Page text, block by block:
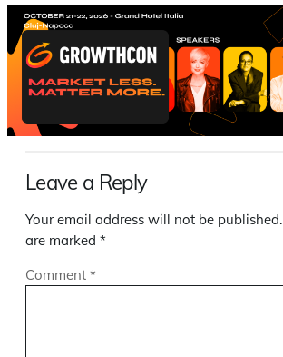
Leave a Reply
Your email address will not be published.
are marked *
Comment *